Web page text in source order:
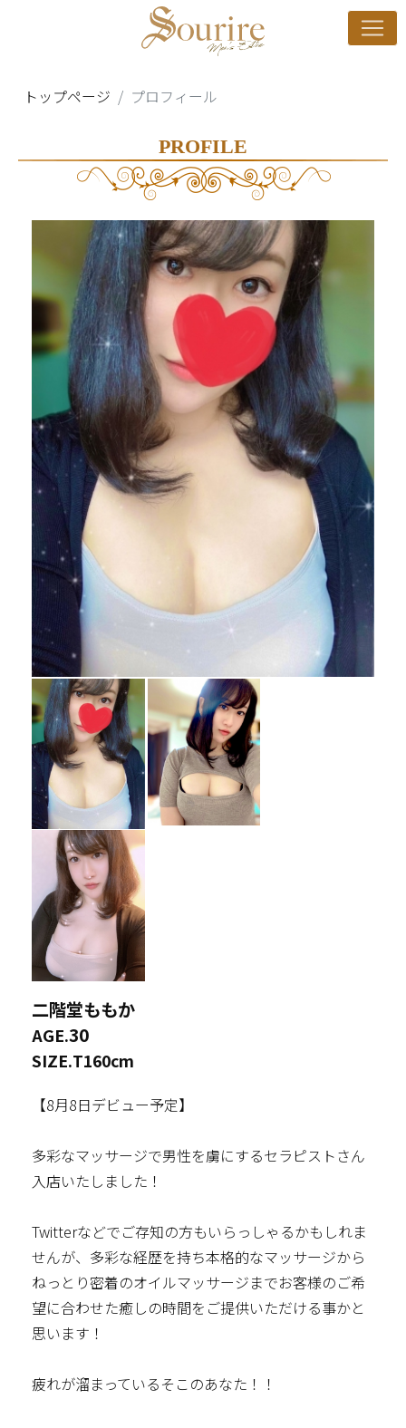
トップページ プロフィール
PROFILE
二階堂ももか
AGE.30
SIZE.T160cm
【8月8日デビュー予定】
多彩なマッサージで男性を虜にするセラピストさん
入店いたしました！
Twitterなどでご存知の方もいらっしゃるかもしれま
せんが、多彩な経歴を持ち本格的なマッサージから
ねっとり密着のオイルマッサージまでお客様のご希
望に合わせた癒しの時間をご提供いただける事かと
思います！
疲れが溜まっているそこのあなた！！